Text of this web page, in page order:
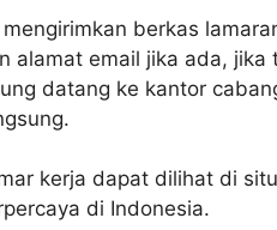
berkas
alamat email jika ada, jika
datang ke kantor
kerja dapat dilihat di
di Indonesia.